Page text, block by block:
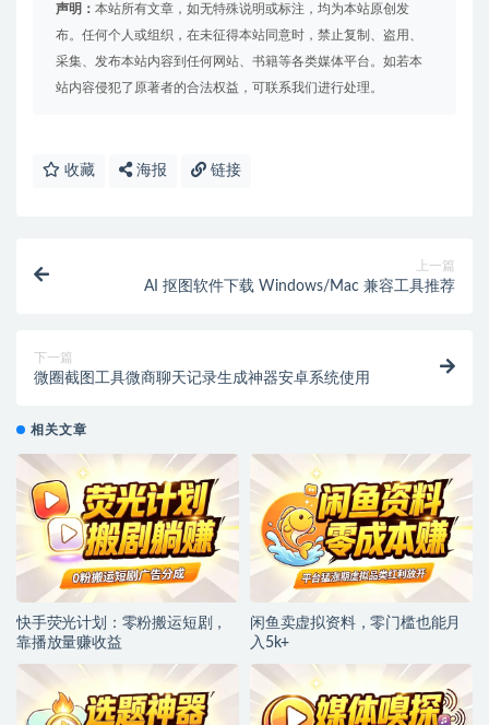
声明： 本站所有文章，如无特殊说明或标注，均为本站原创发
布。任何个人或组织，在未征得本站同意时，禁止复制、盗用、
采集、发布本站内容到任何网站、书籍等各类媒体平台。如若本
站内容侵犯了原著者的合法权益，可联系我们进行处理。
收藏 海报 链接
上一篇
AI 抠图软件下载 Windows/Mac 兼容工具推荐
下一篇
微圈截图工具微商聊天记录生成神器安卓系统使用
相关文章
快手荧光计划：零粉搬运短剧，
靠播放量赚收益
闲鱼卖虚拟资料，零门槛也能月
入5k+